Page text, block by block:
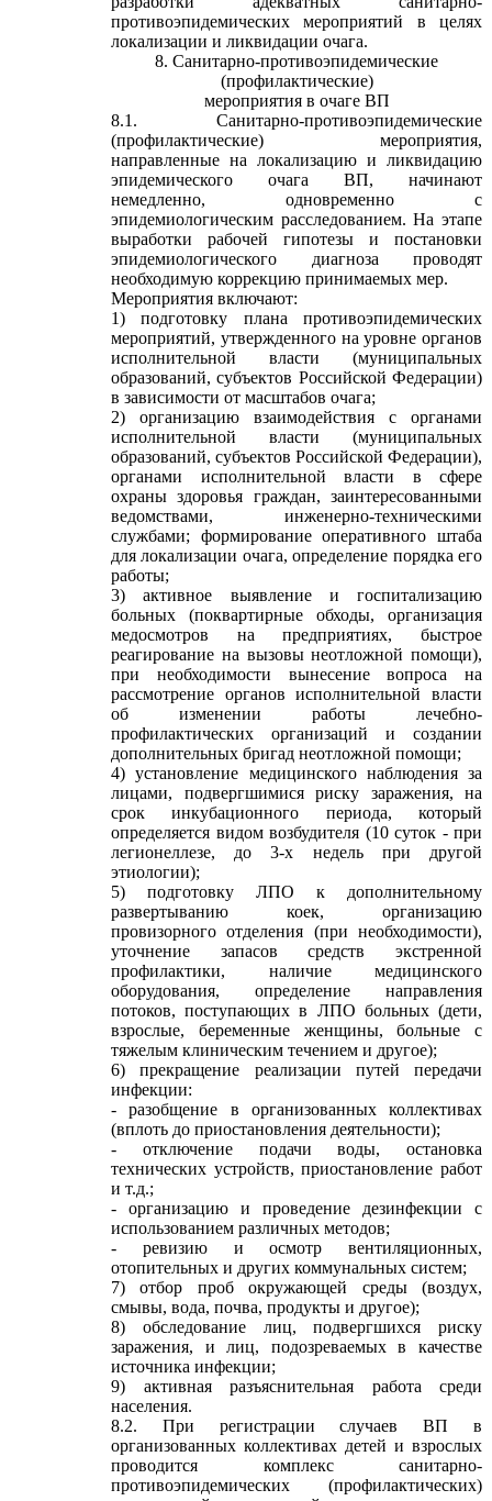
противоэпидемических мероприятий в целях
локализации и ликвидации очага.
8. Санитарно-противоэпидемические
(профилактические)
мероприятия в очаге ВП
8.1. Санитарно-противоэпидемические
(профилактические) мероприятия,
направленные на локализацию и ликвидацию
эпидемического очага ВП, начинают
немедленно, одновременно с
эпидемиологическим расследованием. На этапе
выработки рабочей гипотезы и постановки
эпидемиологического диагноза проводят
необходимую коррекцию принимаемых мер.
Мероприятия включают:
1) подготовку плана противоэпидемических
мероприятий, утвержденного на уровне органов
исполнительной власти (муниципальных
образований, субъектов Российской Федерации)
в зависимости от масштабов очага;
2) организацию взаимодействия с органами
исполнительной власти (муниципальных
образований, субъектов Российской Федерации),
органами исполнительной власти в сфере
охраны здоровья граждан, заинтересованными
ведомствами, инженерно-техническими
службами; формирование оперативного штаба
для локализации очага, определение порядка его
работы;
3) активное выявление и госпитализацию
больных (поквартирные обходы, организация
медосмотров на предприятиях, быстрое
реагирование на вызовы неотложной помощи),
при необходимости вынесение вопроса на
рассмотрение органов исполнительной власти
об изменении работы лечебно-
профилактических организаций и создании
дополнительных бригад неотложной помощи;
4) установление медицинского наблюдения за
лицами, подвергшимися риску заражения, на
срок инкубационного периода, который
определяется видом возбудителя (10 суток - при
легионеллезе, до 3-х недель при другой
этиологии);
5) подготовку ЛПО к дополнительному
развертыванию коек, организацию
провизорного отделения (при необходимости),
уточнение запасов средств экстренной
профилактики, наличие медицинского
оборудования, определение направления
потоков, поступающих в ЛПО больных (дети,
взрослые, беременные женщины, больные с
тяжелым клиническим течением и другое);
6) прекращение реализации путей передачи
инфекции:
- разобщение в организованных коллективах
(вплоть до приостановления деятельности);
- отключение подачи воды, остановка
технических устройств, приостановление работ
и т.д.;
- организацию и проведение дезинфекции с
использованием различных методов;
- ревизию и осмотр вентиляционных,
отопительных и других коммунальных систем;
7) отбор проб окружающей среды (воздух,
смывы, вода, почва, продукты и другое);
8) обследование лиц, подвергшихся риску
заражения, и лиц, подозреваемых в качестве
источника инфекции;
9) активная разъяснительная работа среди
населения.
8.2. При регистрации случаев ВП в
организованных коллективах детей и взрослых
проводится комплекс санитарно-
противоэпидемических (профилактических)